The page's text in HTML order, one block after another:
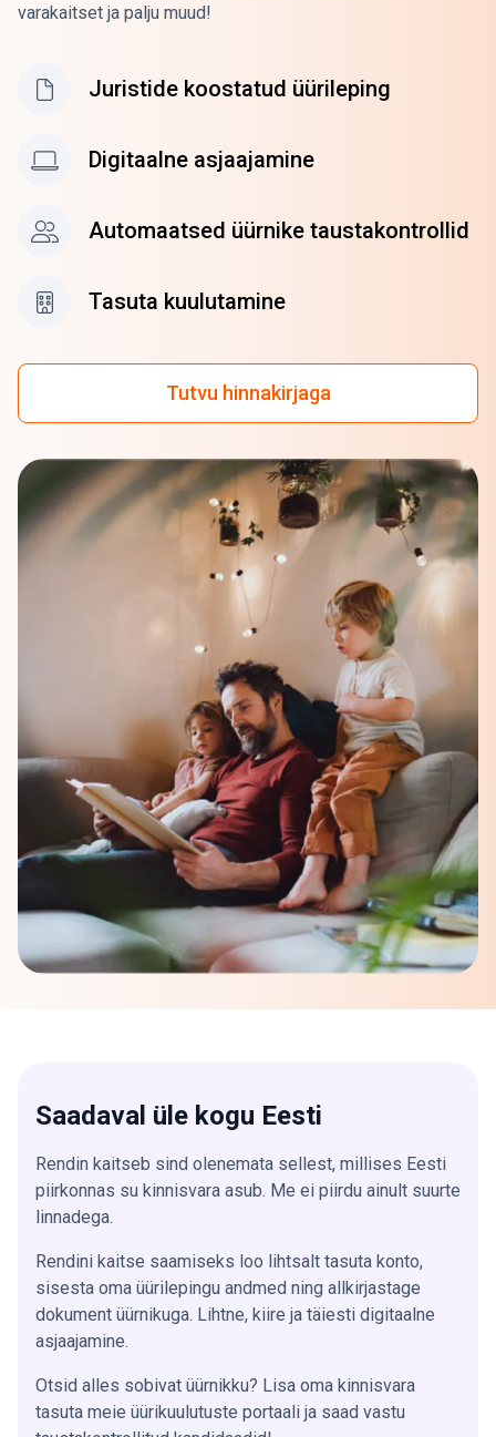
varakaitset ja palju muud!
Juristide koostatud üürileping
Digitaalne asjaajamine
Automaatsed üürnike taustakontrollid
Tasuta kuulutamine
Tutvu hinnakirjaga
Saadaval üle kogu Eesti
Rendin kaitseb sind olenemata sellest, millises Eesti
piirkonnas su kinnisvara asub. Me ei piirdu ainult suurte
linnadega.
Rendini kaitse saamiseks loo lihtsalt tasuta konto,
sisesta oma üürilepingu andmed ning allkirjastage
dokument üürnikuga. Lihtne, kiire ja täiesti digitaalne
asjaajamine.
Otsid alles sobivat üürnikku? Lisa oma kinnisvara
tasuta meie üürikuulutuste portaali ja saad vastu